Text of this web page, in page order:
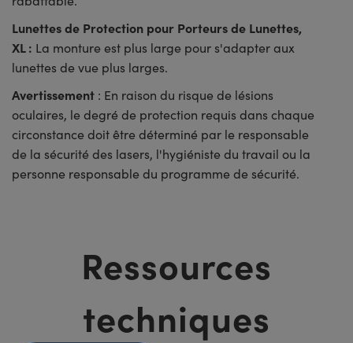
Lunettes de Protection pour Porteurs de Lunettes,
XL : La monture est plus large pour s'adapter aux
lunettes de vue plus larges.
Avertissement : En raison du risque de lésions
oculaires, le degré de protection requis dans chaque
circonstance doit être déterminé par le responsable
de la sécurité des lasers, l'hygiéniste du travail ou la
personne responsable du programme de sécurité.
Ressources
techniques